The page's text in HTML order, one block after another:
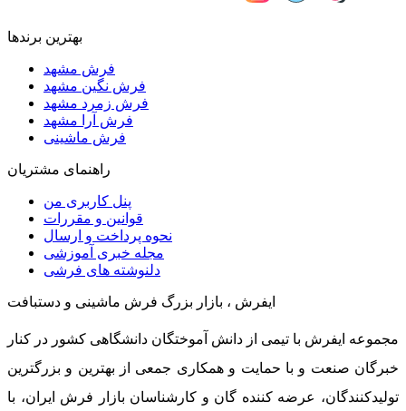
بهترین برندها
فرش مشهد
فرش نگین مشهد
فرش زمرد مشهد
فرش آرا مشهد
فرش ماشینی
راهنمای مشتریان
پنل کاربری من
قوانین و مقررات
نحوه پرداخت و ارسال
مجله خبری آموزشی
دلنوشته های فرشی
ایفرش ، بازار بزرگ فرش ماشینی و دستبافت
مجموعه ایفرش با تیمی از دانش آموختگان دانشگاهی کشور در کنار
خبرگان صنعت و با حمایت و همکاری جمعی از بهترین و بزرگترین
تولیدکنندگان، عرضه کننده گان و کارشناسان بازار فرش ایران، با